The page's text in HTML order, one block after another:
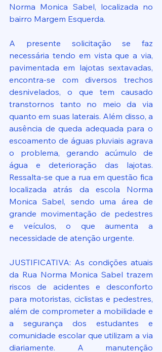
Norma Monica Sabel, localizada no
bairro Margem Esquerda.
A presente solicitação se faz
necessária tendo em vista que a via,
pavimentada em lajotas sextavadas,
encontra-se com diversos trechos
desnivelados, o que tem causado
transtornos tanto no meio da via
quanto em suas laterais. Além disso, a
ausência de queda adequada para o
escoamento de águas pluviais agrava
o problema, gerando acúmulo de
água e deterioração das lajotas.
Ressalta-se que a rua em questão fica
localizada atrás da escola Norma
Monica Sabel, sendo uma área de
grande movimentação de pedestres
e veículos, o que aumenta a
necessidade de atenção urgente.
JUSTIFICATIVA: As condições atuais
da Rua Norma Monica Sabel trazem
riscos de acidentes e desconforto
para motoristas, ciclistas e pedestres,
além de comprometer a mobilidade e
a segurança dos estudantes e
comunidade escolar que utilizam a via
diariamente. A manutenção